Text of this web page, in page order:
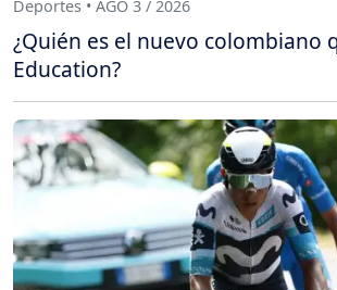
Deportes • AGO 3 / 2026
¿Quién es el nuevo colombiano
Education?